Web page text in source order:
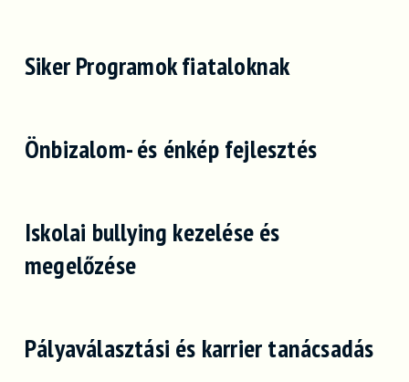
Siker Programok fiataloknak
Önbizalom- és énkép fejlesztés
Iskolai bullying kezelése és
megelőzése
Pályaválasztási és karrier tanácsadás